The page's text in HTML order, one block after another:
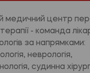
медичний центр
- команда
за напрямками:
неврологія,
судинна